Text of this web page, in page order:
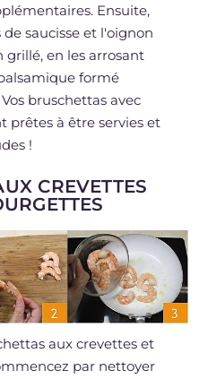
Ensuite,
saucisse et l'oignon
grillé, en les arrosant
formé
Vos bruschettas avec
prêtes à être servies et
!
CREVETTES
aux crevettes et
par nettoyer